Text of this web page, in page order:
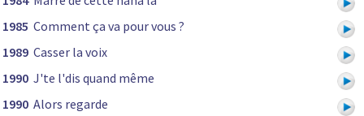
1985 Comment ça va pour vous ?
1989 Casser la voix
1990 J'te l'dis quand même
1990 Alors regarde